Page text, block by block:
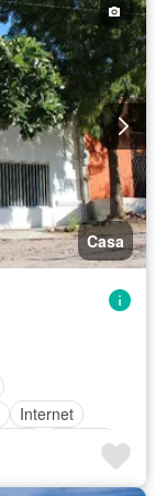
Casa
Internet
Terraza